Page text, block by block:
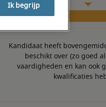
Kandidaat heeft
beschikt over (zo goed
vaardigheden en kan ook
kwalificaties
Ik begrijp